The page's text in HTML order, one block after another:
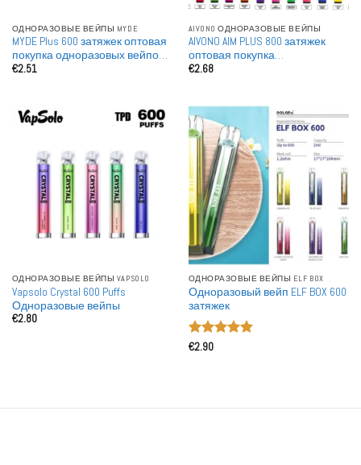
ОДНОРАЗОВЫЕ ВЕЙПЫ MYDE
MYDE Plus 600 затяжек оптовая
покупка одноразовых вейпов
для перепродажи
€2.51
AIVONO ОДНОРАЗОВЫЕ ВЕЙПЫ
AIVONO AIM PLUS 800 затяжек
оптовая покупка
перезаряжаемые
€2.68
ОДНОРАЗОВЫЕ ВЕЙПЫ VAPSOLO
Vapsolo Crystal 600 Puffs
Одноразовые вейпы
€2.80
ОДНОРАЗОВЫЕ ВЕЙПЫ ELF BOX
Одноразовый вейп ELF BOX 600
затяжек
Оценка
€2.90